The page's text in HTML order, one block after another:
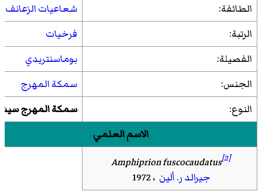
الطائفة:
شعاعيات الزعانف
الرتبة:
فرخيات
الفصيلة:
بوماسنتريدي
الجنس:
سمكة المهرج
النوع:
سمكة المهرج
الاسم العلمي
Amphiprion fuscocaudatus[2]
جيرالد ر. ألين ، 1972